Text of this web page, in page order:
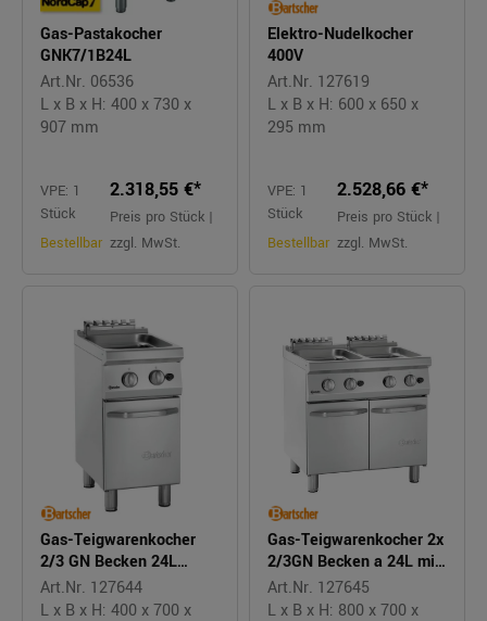
Gas-Pastakocher
GNK7/1B24L
Art.Nr. 06536
L x B x H: 400 x 730 x
907 mm
VPE: 1
Stück
Bestellbar
2.318,55 €*
Preis pro Stück |
zzgl. MwSt.
Elektro-Nudelkocher
400V
Art.Nr. 127619
L x B x H: 600 x 650 x
295 mm
VPE: 1
Stück
Bestellbar
2.528,66 €*
Preis pro Stück |
zzgl. MwSt.
Gas-Teigwarenkocher
2/3 GN Becken 24L
Unterschrank
Art.Nr. 127644
L x B x H: 400 x 700 x
Gas-Teigwarenkocher 2x
2/3GN Becken a 24L mit
Unterschrank
Art.Nr. 127645
L x B x H: 800 x 700 x